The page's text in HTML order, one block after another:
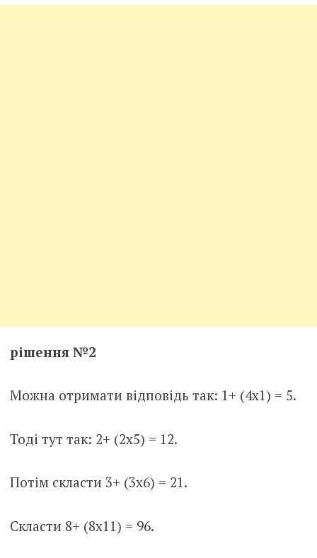
рішення №2
Можна отримати відповідь так: 1+ (4х1) = 5.
Тоді тут так: 2+ (2х5) = 12.
Потім скласти 3+ (3х6) = 21.
Скласти 8+ (8х11) = 96.